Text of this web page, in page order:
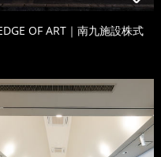
OF ART｜南九施設株式